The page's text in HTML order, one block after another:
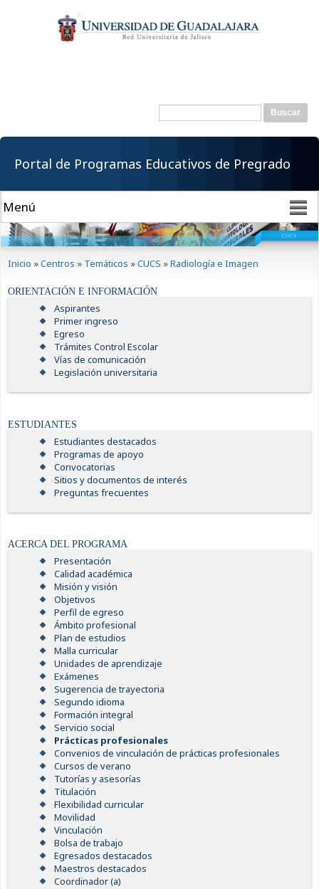
contenido
principal
Formulario de
Buscar
Portal de Programas Educativos de Pregrado
Inicio »Centros » Temáticos »CUCS »Radiología e Imagen
ORIENTACIÓN E INFORMACIÓN
Aspirantes
Primer ingreso
Egreso
Trámites Control Escolar
Vías de comunicación
Legislación universitaria
ESTUDIANTES
Estudiantes destacados
Programas de apoyo
Convocatorias
Sitios y documentos de interés
Preguntas frecuentes
ACERCA DEL PROGRAMA
Presentación
Calidad académica
Misión y visión
Objetivos
Perfil de egreso
Ámbito profesional
Plan de estudios
Malla curricular
Unidades de aprendizaje
Exámenes
Sugerencia de trayectoria
Segundo idioma
Formación integral
Servicio social
Prácticas profesionales
Convenios de vinculación de prácticas profesionales
Cursos de verano
Tutorías y asesorías
Titulación
Flexibilidad curricular
Movilidad
Vinculación
Bolsa de trabajo
Egresados destacados
Maestros destacados
Coordinador (a)